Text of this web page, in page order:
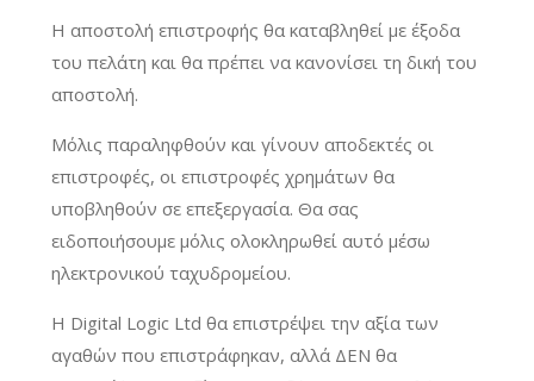
Η αποστολή επιστροφής θα καταβληθεί με έξοδα
του πελάτη και θα πρέπει να κανονίσει τη δική του
αποστολή.
Μόλις παραληφθούν και γίνουν αποδεκτές οι
επιστροφές, οι επιστροφές χρημάτων θα
υποβληθούν σε επεξεργασία. Θα σας
ειδοποιήσουμε μόλις ολοκληρωθεί αυτό μέσω
ηλεκτρονικού ταχυδρομείου.
Η Digital Logic Ltd θα επιστρέψει την αξία των
αγαθών που επιστράφηκαν, αλλά ΔΕΝ θα